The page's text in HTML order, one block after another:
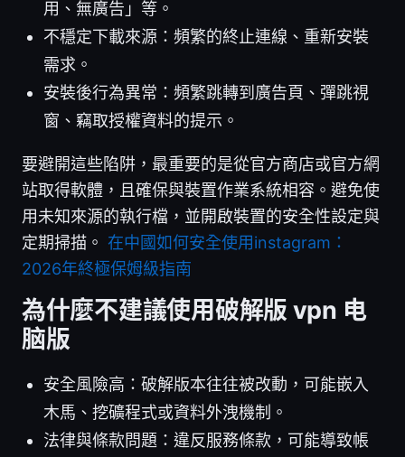
用、無廣告」等。
不穩定下載來源：頻繁的終止連線、重新安裝
需求。
安裝後行為異常：頻繁跳轉到廣告頁、彈跳視
窗、竊取授權資料的提示。
要避開這些陷阱，最重要的是從官方商店或官方網
站取得軟體，且確保與裝置作業系統相容。避免使
用未知來源的執行檔，並開啟裝置的安全性設定與
定期掃描。 在中國如何安全使用instagram：
2026年終極保姆級指南
為什麼不建議使用破解版 vpn 电
脑版
安全風險高：破解版本往往被改動，可能嵌入
木馬、挖礦程式或資料外洩機制。
法律與條款問題：違反服務條款，可能導致帳